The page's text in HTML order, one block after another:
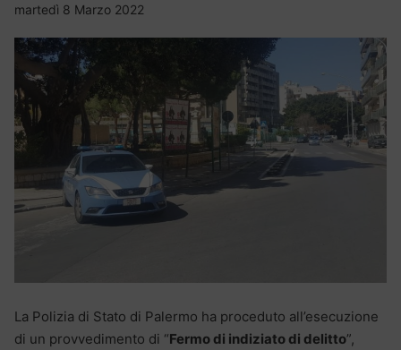
martedì 8 Marzo 2022
La Polizia di Stato di Palermo ha proceduto all’esecuzione
di un provvedimento di “Fermo di indiziato di delitto”,